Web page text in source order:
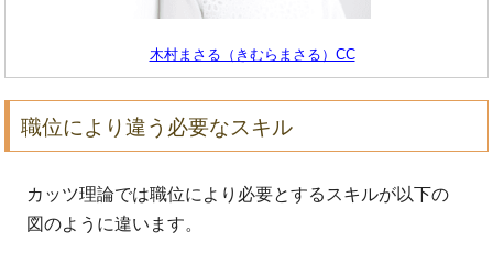
木村まさる（きむらまさる）CC
職位により違う必要なスキル
カッツ理論では職位により必要とするスキルが以下の
図のように違います。